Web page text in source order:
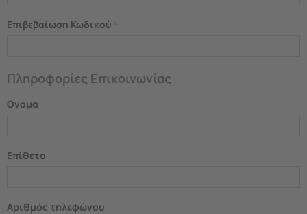
Επιβεβαίωση Κωδικού
Πληροφορίες Επικοινωνίας
Ονομα
Επίθετο
Αριθμός τηλεφώνου